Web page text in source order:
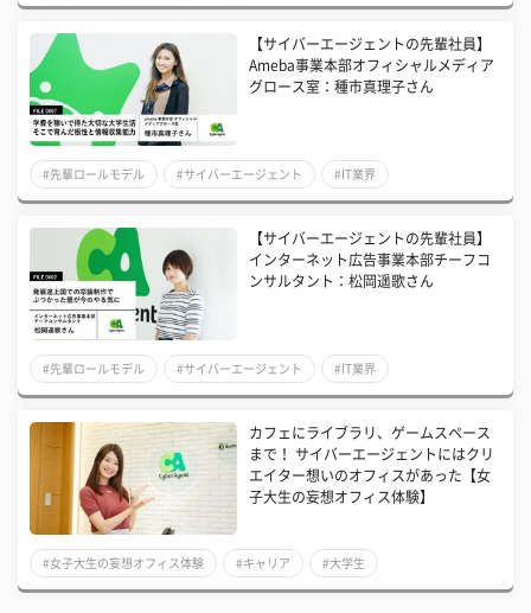
【サイバーエージェントの先輩社員】
Ameba事業本部オフィシャルメディア
グロース室：種市真理子さん
#先輩ロールモデル #サイバーエージェント #IT業界
【サイバーエージェントの先輩社員】
インターネット広告事業本部チーフコ
ンサルタント：松岡遥歌さん
#先輩ロールモデル #サイバーエージェント #IT業界
カフェにライブラリ、ゲームスペース
まで！ サイバーエージェントにはクリ
エイター想いのオフィスがあった【女
子大生の妄想オフィス体験】
#女子大生の妄想オフィス体験 #キャリア #大学生